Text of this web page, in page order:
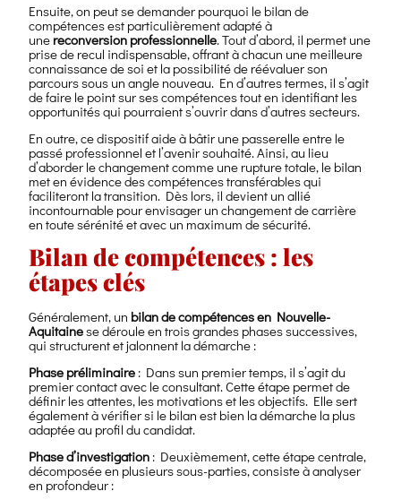
Ensuite, on peut se demander pourquoi le bilan de
compétences est particulièrement adapté à
une reconversion professionnelle. Tout d’abord, il permet une
prise de recul indispensable, offrant à chacun une meilleure
connaissance de soi et la possibilité de réévaluer son
parcours sous un angle nouveau. En d’autres termes, il s’agit
de faire le point sur ses compétences tout en identifiant les
opportunités qui pourraient s’ouvrir dans d’autres secteurs.
En outre, ce dispositif aide à bâtir une passerelle entre le
passé professionnel et l’avenir souhaité. Ainsi, au lieu
d’aborder le changement comme une rupture totale, le bilan
met en évidence des compétences transférables qui
faciliteront la transition. Dès lors, il devient un allié
incontournable pour envisager un changement de carrière
en toute sérénité et avec un maximum de sécurité.
Bilan de compétences : les
étapes clés
Généralement, un bilan de compétences en Nouvelle-
Aquitainese déroule en trois grandes phases successives,
qui structurent et jalonnent la démarche :
Phase préliminaire : Dans sun premier temps, il s’agit du
premier contact avec le consultant. Cette étape permet de
définir les attentes, les motivations et les objectifs. Elle sert
également à vérifier si le bilan est bien la démarche la plus
adaptée au profil du candidat.
Phase d’investigation : Deuxièmement, cette étape centrale,
décomposée en plusieurs sous-parties, consiste à analyser
en profondeur :